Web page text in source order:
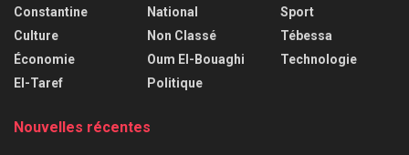
Constantine
Culture
Économie
El-Taref
National
Non Classé
Oum El-Bouaghi
Politique
Sport
Tébessa
Technologie
Nouvelles récentes